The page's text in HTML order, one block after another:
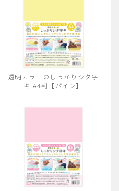
透明カラーのしっかりシタ字
キ A4判【パイン】